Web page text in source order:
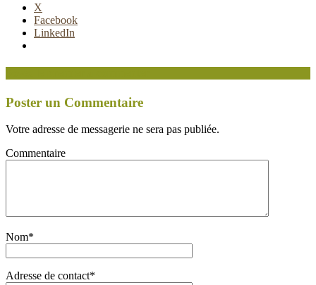
X
Facebook
LinkedIn
Poster un Commentaire
Votre adresse de messagerie ne sera pas publiée.
Commentaire
Nom*
Adresse de contact*